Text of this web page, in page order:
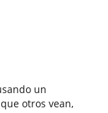
un
otros vean,